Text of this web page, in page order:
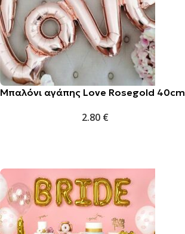
Μπαλόνι αγάπης Love Rosegold 40cm
2.80 €